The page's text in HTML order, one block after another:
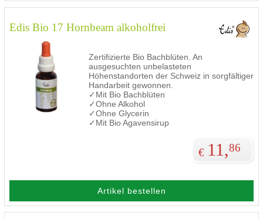
Edis Bio 17 Hornbeam alkoholfrei
Zertifizierte Bio Bachblüten. An
ausgesuchten unbelasteten
Höhenstandorten der Schweiz in sorgfältiger
Handarbeit gewonnen.
✓Mit Bio Bachblüten
✓Ohne Alkohol
✓Ohne Glycerin
✓Mit Bio Agavensirup
€ 11,86
Artikel bestellen